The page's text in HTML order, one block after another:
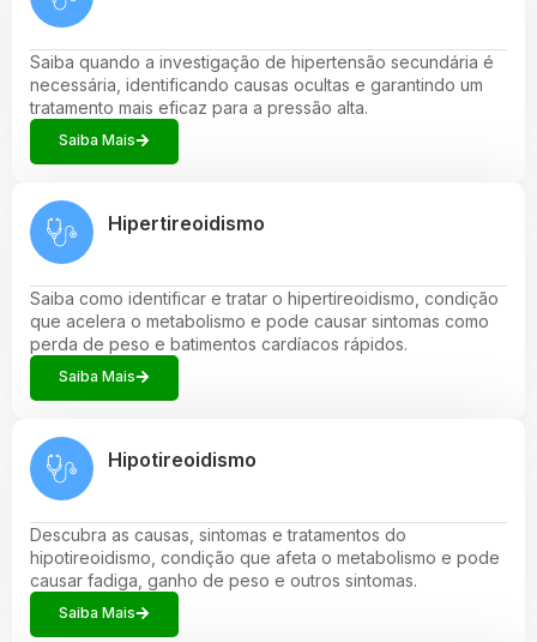
Saiba quando a investigação de hipertensão secundária é
necessária, identificando causas ocultas e garantindo um
tratamento mais eficaz para a pressão alta.
Saiba Mais
Hipertireoidismo
Saiba como identificar e tratar o hipertireoidismo, condição
que acelera o metabolismo e pode causar sintomas como
perda de peso e batimentos cardíacos rápidos.
Saiba Mais
Hipotireoidismo
Descubra as causas, sintomas e tratamentos do
hipotireoidismo, condição que afeta o metabolismo e pode
causar fadiga, ganho de peso e outros sintomas.
Saiba Mais